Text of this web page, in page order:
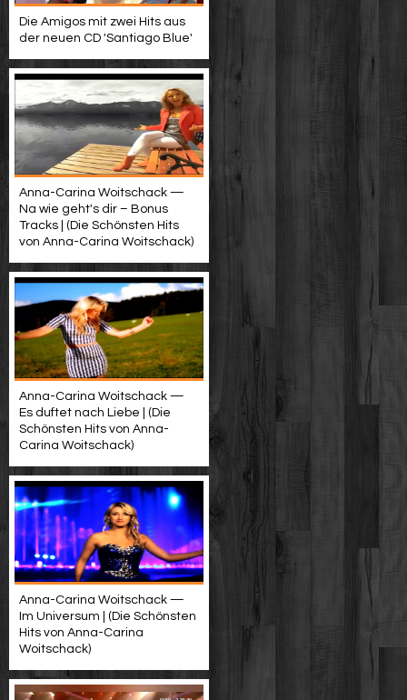
Die Amigos mit zwei Hits aus
der neuen CD 'Santiago Blue'
Anna-Carina Woitschack —
Na wie geht's dir – Bonus
Tracks | (Die Schönsten Hits
von Anna-Carina Woitschack)
Anna-Carina Woitschack —
Es duftet nach Liebe | (Die
Schönsten Hits von Anna-
Carina Woitschack)
Anna-Carina Woitschack —
Im Universum | (Die Schönsten
Hits von Anna-Carina
Woitschack)